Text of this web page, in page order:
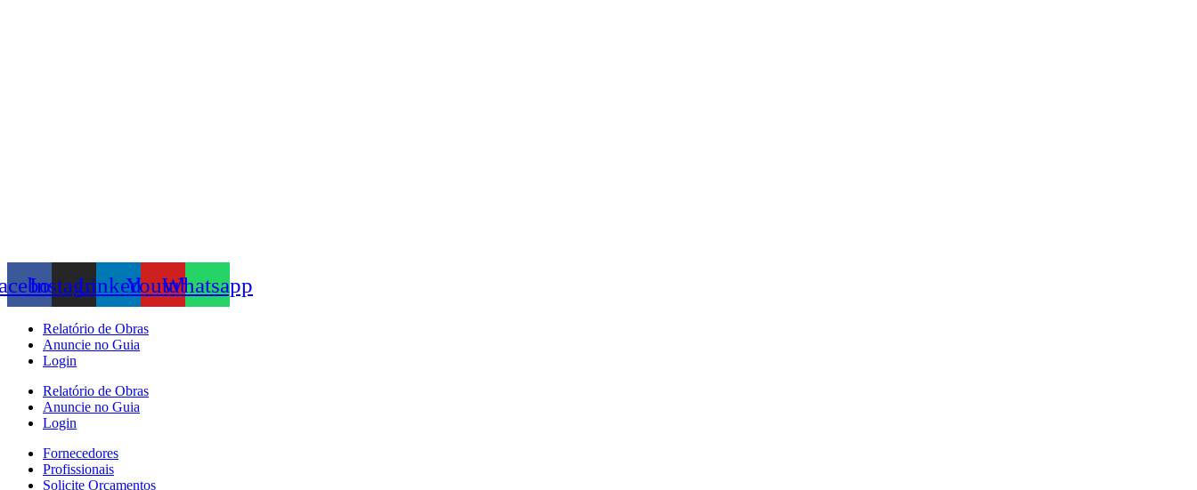
InstagramLinkedinYoutubeWhatsapp
Relatório de Obras
Anuncie no Guia
Login
Relatório de Obras
Anuncie no Guia
Login
Fornecedores
Profissionais
Solicite Orçamentos